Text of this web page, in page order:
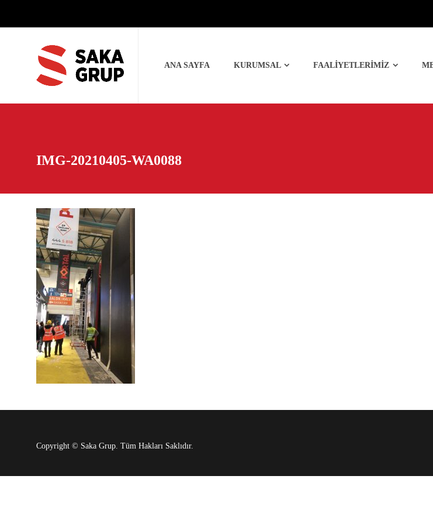
ANA SAYFA KURUMSAL FAALİYETLERİMİZ
IMG-20210405-WA0088
Copyright © Saka Grup. Tüm Hakları Saklıdır.